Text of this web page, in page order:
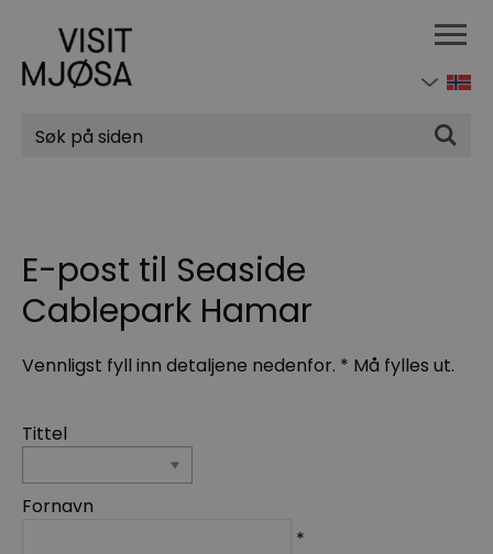
Søk
E-post til Seaside
Cablepark Hamar
Vennligst fyll inn detaljene nedenfor. * Må fylles ut.
Tittel
Fornavn
*